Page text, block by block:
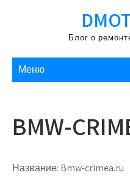
Блог о
Меню
BMW-
Название: Bmw-crimea.ru